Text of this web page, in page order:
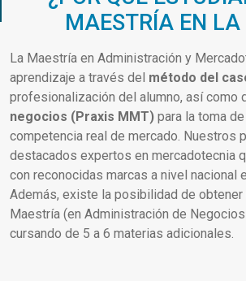
MAESTRÍA EN LA
La Maestría en Administración y
aprendizaje a través del método del
profesionalización del alumno, así como
negocios (Praxis MMT) para la toma
competencia real de mercado. Nuestros
destacados expertos en mercadotecnia
con reconocidas marcas a nivel nacional
Además, existe la posibilidad de obtener
Maestría (en Administración de
cursando de 5 a 6 materias adicionales.